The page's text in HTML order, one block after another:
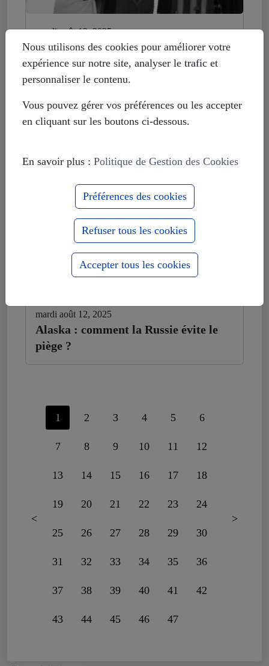
mardi août 12, 2025
Histoire déformée : les Européistes
veulent fonder leur unité sur la
russophobie
mardi août 12, 2025
Alaska : comment la Russie évite le
piège ?
<
1 2 3 4 5 6
7 8 9 10 11 12
13 14 15 16 17 18
19 20 21 22 23 24
25 26 27 28 29 30
31 32 33 34 35 36
37 38 39 40 41 42
43 44 45 46 47
>
Nous utilisons des cookies pour améliorer votre
expérience sur notre site, analyser le trafic et
personnaliser le contenu.
Vous pouvez gérer vos préférences ou les accepter
en cliquant sur les boutons ci-dessous.
En savoir plus : Politique de Gestion des Cookies
Préférences des cookies
Refuser tous les cookies
Accepter tous les cookies